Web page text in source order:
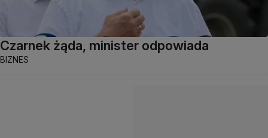
Czarnek żąda, minister odpowiada
BIZNES